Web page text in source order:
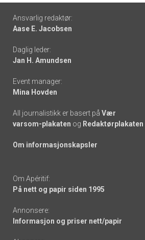
Footer
-
links
Ansvarlig redaktør:
Aase E. Jacobsen
Daglig leder:
Jan H. Amundsen
Event manager:
Mina Hovden
All journalistikk er basert på Vær
varsom-plakaten og Redaktørplakaten
Om informasjonskapsler
Om Apéritif:
På nett og papir siden 1995
Annonsere:
Informasjon og priser nett/papir